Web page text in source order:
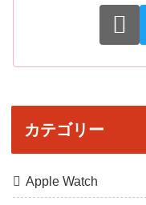
カテゴリー
Apple Watch